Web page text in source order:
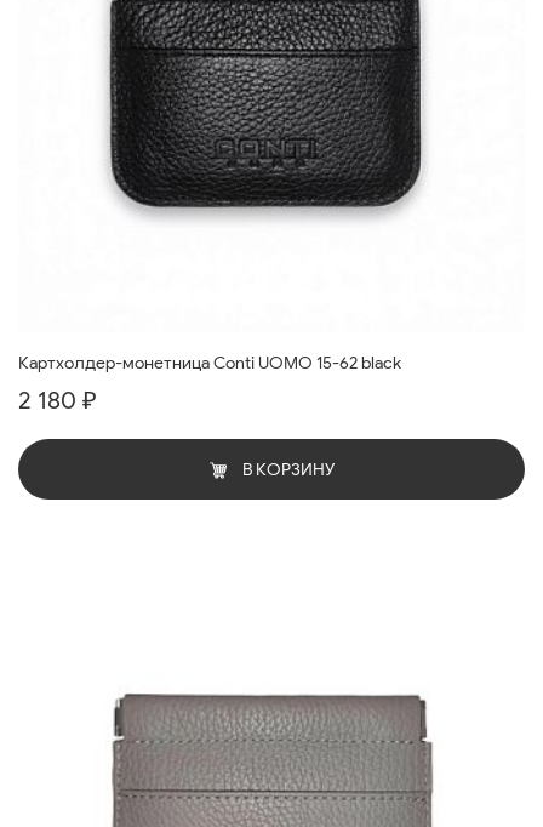
Картхолдер-монетница Conti UOMO 15-62 black
2 180 ₽
В КОРЗИНУ